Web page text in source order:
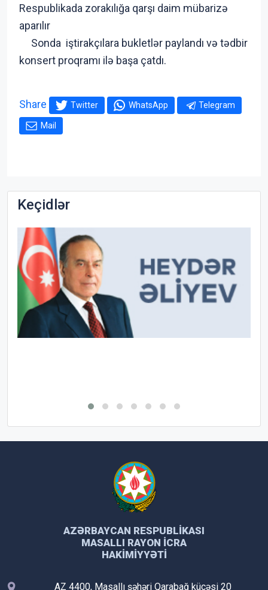
Respublikada zorakılığa qarşı daim mübarizə
aparılır
Sonda iştirakçılara bukletlər paylandı və tədbir
konsert proqramı ilə başa çatdı.
Share Twitter WhatsApp Telegram
Mail
Keçidlər
AZƏRBAYCAN RESPUBLIKASI
MASALLI RAYON İCRA
HAKIMIYYƏTI
AZ 4400, Masallı şəhəri Qarabağ küçəsi 20